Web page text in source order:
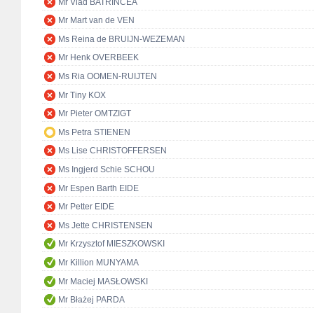
Mr Mart van de VEN
Ms Reina de BRUIJN-WEZEMAN
Mr Henk OVERBEEK
Ms Ria OOMEN-RUIJTEN
Mr Tiny KOX
Mr Pieter OMTZIGT
Ms Petra STIENEN
Ms Lise CHRISTOFFERSEN
Ms Ingjerd Schie SCHOU
Mr Espen Barth EIDE
Mr Petter EIDE
Ms Jette CHRISTENSEN
Mr Krzysztof MIESZKOWSKI
Mr Killion MUNYAMA
Mr Maciej MASŁOWSKI
Mr Błażej PARDA